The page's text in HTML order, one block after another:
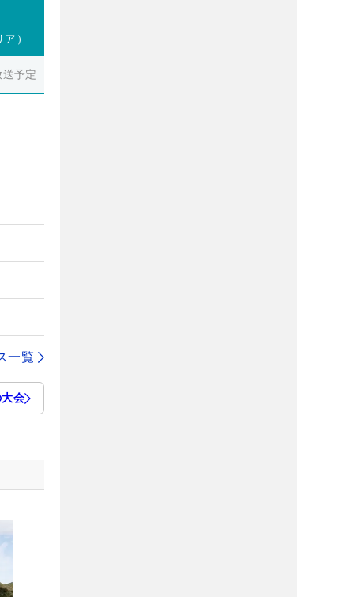
）
予定
一覧
会